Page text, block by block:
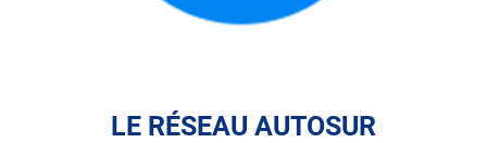
LE RÉSEAU AUTOSUR